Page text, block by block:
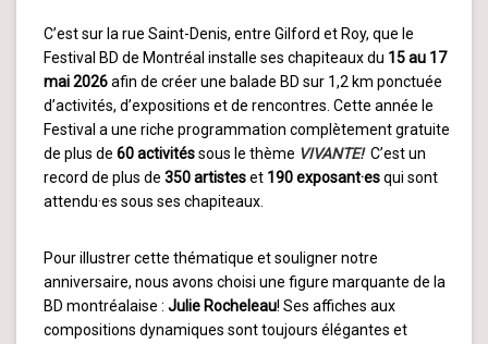
C’est sur la rue Saint-Denis, entre Gilford et Roy, que le
Festival BD de Montréal installe ses chapiteaux du 15 au 17
mai 2026afin de créer une balade BD sur 1,2 km ponctuée
d’activités, d’expositions et de rencontres. Cette année le
Festival a une riche programmation complètement gratuite
de plus de 60 activitéssous le thème VIVANTE!C’est un
record de plus de 350 artisteset 190 exposant·esqui sont
attendu·es sous ses chapiteaux.
Pour illustrer cette thématique et souligner notre
anniversaire, nous avons choisi une figure marquante de la
BD montréalaise : Julie Rocheleau! Ses affiches aux
compositions dynamiques sont toujours élégantes et